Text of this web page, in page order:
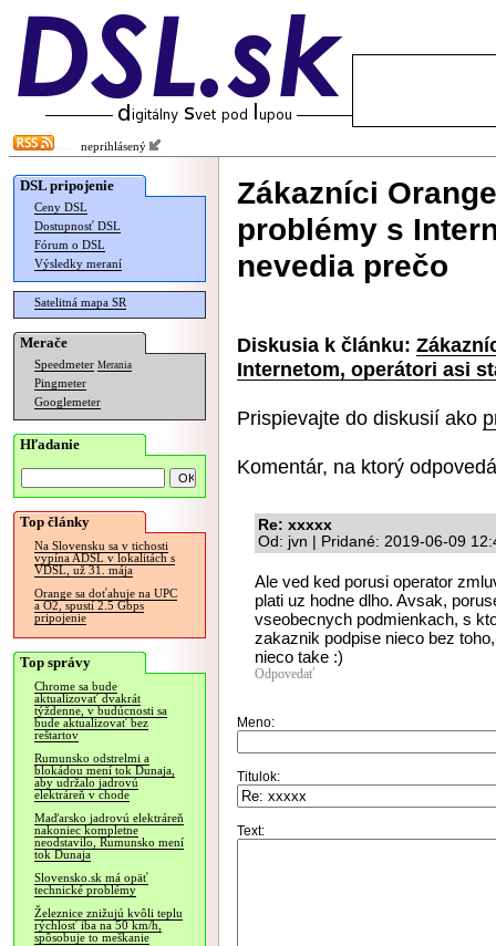
neprihlásený
DSL pripojenie
Ceny DSL
Dostupnosť DSL
Fórum o DSL
Výsledky meraní
Satelitná mapa SR
Merače
Speedmeter Merania
Pingmeter
Googlemeter
Hľadanie
Top články
Na Slovensku sa v tichosti
vypína ADSL v lokalitách s
VDSL, už 31. mája
Orange sa doťahuje na UPC
a O2, spustí 2.5 Gbps
pripojenie
Top správy
Chrome sa bude
aktualizovať dvakrát
týždenne, v budúcnosti sa
bude aktualizovať bez
reštartov
Rumunsko odstrelmi a
blokádou mení tok Dunaja,
aby udržalo jadrovú
elektráreň v chode
Maďarsko jadrovú elektráreň
nakoniec kompletne
neodstavilo, Rumunsko mení
tok Dunaja
Slovensko.sk má opäť
technické problémy
Železnice znižujú kvôli teplu
rýchlosť iba na 50 km/h,
spôsobuje to meškanie
Zákazníci
problémy s
nevedia prečo
Diskusia k článku:
Internetom, operátori asi
Prispievajte do diskusií ako
Komentár, na ktorý
Re: xxxxx
Od: jvn | Pridané: 2019-06-09
Ale ved ked porusi operator
plati uz hodne dlho. Avsak,
vseobecnych podmienkach, s
zakaznik podpise nieco bez
nieco take :)
Odpovedať
Meno:
Titulok:
Text: